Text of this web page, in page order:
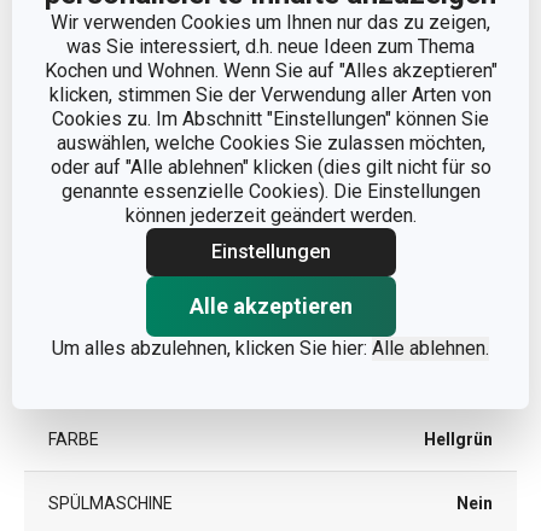
Wir verwenden Cookies um Ihnen nur das zu zeigen,
was Sie interessiert, d.h. neue Ideen zum Thema
Kochen und Wohnen. Wenn Sie auf "Alles akzeptieren"
klicken, stimmen Sie der Verwendung aller Arten von
Cookies zu. Im Abschnitt "Einstellungen" können Sie
auswählen, welche Cookies Sie zulassen möchten,
oder auf "Alle ablehnen" klicken (dies gilt nicht für so
genannte essenzielle Cookies). Die Einstellungen
können jederzeit geändert werden.
Einstellungen
Alle akzeptieren
Um alles abzulehnen, klicken Sie hier: Alle ablehnen.
PRODUKTLÄNGE (CM) 45
Andere Parameter
KATEGORIE Platzdeckchen
Tischset / Platzset
FARBE Hellgrün
SPÜLMASCHINE Nein